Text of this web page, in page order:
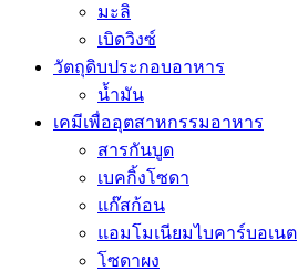
มะลิ
เบิดวิงซ์
วัตถุดิบประกอบอาหาร
น้ำมัน
เคมีเพื่ออุตสาหกรรมอาหาร
สารกันบูด
เบคกิ้งโซดา
แก๊สก้อน
แอมโมเนียมไบคาร์บอเนต
โซดาผง